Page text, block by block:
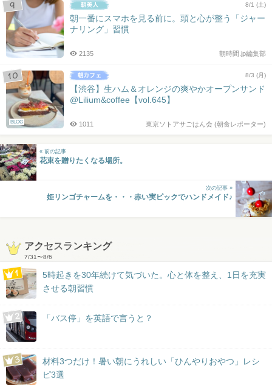
8/1 (土)
朝一番にスマホを見る前に。頭と心が整う「ジャー
ナリング」習慣
朝時間.jp編集部
2135
BLOG
8/3 (月)
【渋谷】生ハム＆オレンジの爽やかオープンサンド
@Lilium&coffee【vol.645】
東京ソトアサごはん会 (朝食レポーター)
1011
« 前の記事
花束を贈りたくなる場所。
次の記事 »
姫リンゴチャームを・・・赤い実ピックでハンドメイド♪
アクセスランキング
7/31〜8/6
5時起きを30年続けて気づいた。心と体を整え、1日を充実
させる朝習慣
「バス停」を英語で言うと？
材料3つだけ！暑い朝にうれしい「ひんやりおやつ」レシ
ピ3選